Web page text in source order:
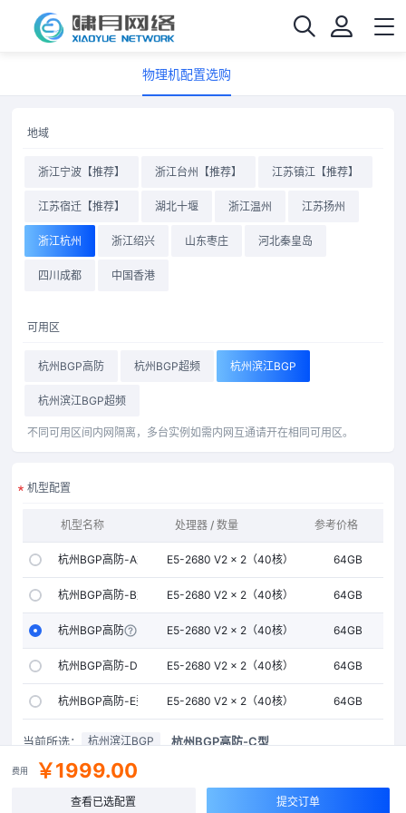
物理机配置选购
地域
浙江宁波【推荐】 浙江台州【推荐】 江苏镇江【推荐】
江苏宿迁【推荐】 湖北十堰 浙江温州 江苏扬州
浙江杭州 浙江绍兴 山东枣庄 河北秦皇岛
四川成都 中国香港
可用区
杭州BGP高防 杭州BGP超频 杭州滨江BGP
杭州滨江BGP超频
不同可用区间内网隔离，多台实例如需内网互通请开在相同可用区。
机型配置
机型名称 处理器 / 数量 内存
参考价格
杭州BGP高防-A型 E5-2680 V2 × 2（40核） 64GB
杭州BGP高防-B型 E5-2680 V2 × 2（40核） 64GB
杭州BGP高防-C型 E5-2680 V2 × 2（40核） 64GB
杭州BGP高防-D型 E5-2680 V2 × 2（40核） 64GB
杭州BGP高防-E型 E5-2680 V2 × 2（40核） 64GB
当前所选： 杭州滨江BGP 杭州BGP高防-C型
费用 ￥1999.00
查看已选配置 提交订单